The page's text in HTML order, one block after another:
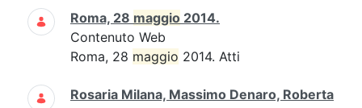
Roma, 28 maggio 2014.
Contenuto Web
Roma, 28 maggio 2014. Atti
Rosaria Milana, Massimo Denaro, Roberta